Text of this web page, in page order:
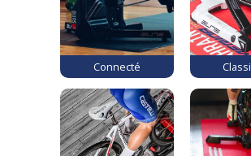
Connecté